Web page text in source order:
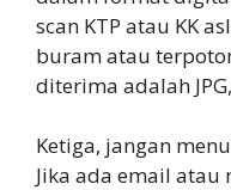
scan KTP atau KK
buram atau
diterima adalah
Ketiga, jangan
Jika ada email